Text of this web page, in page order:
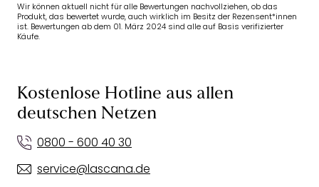
Wir können aktuell nicht für alle Bewertungen nachvollziehen, ob das
Produkt, das bewertet wurde, auch wirklich im Besitz der Rezensent*innen
ist. Bewertungen ab dem 01. März 2024 sind alle auf Basis verifizierter
Käufe.
Kostenlose Hotline aus allen
deutschen Netzen
0800 - 600 40 30
service@lascana.de